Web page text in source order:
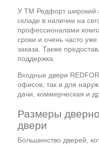
У ТМ Редфорт широкий
складе в наличии на
профессионалами
сроки и очень часто
заказа. Также
поддержка.
Входные двери
офисов, так и для
дачи, коммерческая и
Размеры
двери
Большинство дверей,